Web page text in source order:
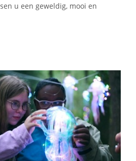
u een geweldig, mooi en